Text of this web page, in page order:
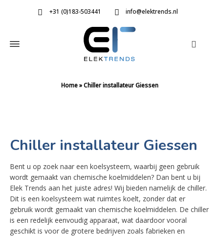
+31 (0)183-503441 info@elektrends.nl
Home»Chiller installateur Giessen
Chiller installateur Giessen
Bent u op zoek naar een koelsysteem, waarbij geen gebruik
wordt gemaakt van chemische koelmiddelen? Dan bent u bij
Elek Trends aan het juiste adres! Wij bieden namelijk de chiller.
Dit is een koelsysteem wat ruimtes koelt, zonder dat er
gebruik wordt gemaakt van chemische koelmiddelen. De chiller
is een redelijk eenvoudig apparaat, wat daardoor vooral
geschikt is voor de grotere bedrijven zoals fabrieken en